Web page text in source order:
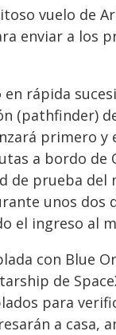
vuelo de
enviar a los
rápida
(pathfinder)
primero y
a bordo
de prueba
unos dos
el ingreso al
con Blue
de
para
a casa,